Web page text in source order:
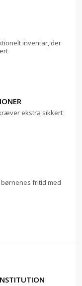
inventar, der
ekstra sikkert
fritid med